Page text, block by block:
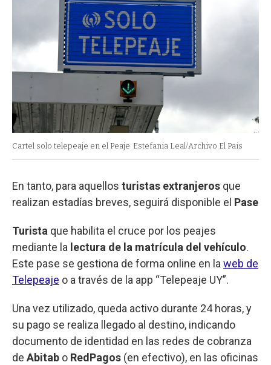
Cartel solo telepeaje en el Peaje Estefania Leal/Archivo El Pais
En tanto, para aquellos turistas extranjeros que
realizan estadías breves, seguirá disponible el Pase
Turista que habilita el cruce por los peajes
mediante la lectura de la matrícula del vehículo.
Este pase se gestiona de forma online en laweb de
Telepeaje o a través de la app “Telepeaje UY”.
Una vez utilizado, queda activo durante 24 horas, y
su pago se realiza llegado al destino, indicando
documento de identidad en las redes de cobranza
de Abitab o RedPagos (en efectivo), en las oficinas